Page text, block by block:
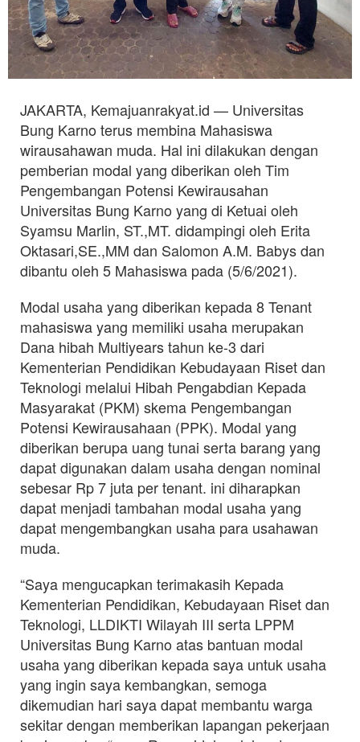
JAKARTA, Kemajuanrakyat.id — Universitas
Bung Karno terus membina Mahasiswa
wirausahawan muda. Hal ini dilakukan dengan
pemberian modal yang diberikan oleh Tim
Pengembangan Potensi Kewirausahan
Universitas Bung Karno yang di Ketuai oleh
Syamsu Marlin, ST.,MT. didampingi oleh Erita
Oktasari,SE.,MM dan Salomon A.M. Babys dan
dibantu oleh 5 Mahasiswa pada (5/6/2021).
Modal usaha yang diberikan kepada 8 Tenant
mahasiswa yang memiliki usaha merupakan
Dana hibah Multiyears tahun ke-3 dari
Kementerian Pendidikan Kebudayaan Riset dan
Teknologi melalui Hibah Pengabdian Kepada
Masyarakat (PKM) skema Pengembangan
Potensi Kewirausahaan (PPK). Modal yang
diberikan berupa uang tunai serta barang yang
dapat digunakan dalam usaha dengan nominal
sebesar Rp 7 juta per tenant. ini diharapkan
dapat menjadi tambahan modal usaha yang
dapat mengembangkan usaha para usahawan
muda.
“Saya mengucapkan terimakasih Kepada
Kementerian Pendidikan, Kebudayaan Riset dan
Teknologi, LLDIKTI Wilayah III serta LPPM
Universitas Bung Karno atas bantuan modal
usaha yang diberikan kepada saya untuk usaha
yang ingin saya kembangkan, semoga
dikemudian hari saya dapat membantu warga
sekitar dengan memberikan lapangan pekerjaan